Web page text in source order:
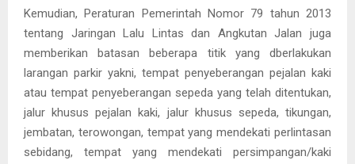
Kemudian, Peraturan Pemerintah Nomor 79 tahun 2013
tentang Jaringan Lalu Lintas dan Angkutan Jalan juga
memberikan batasan beberapa titik yang dberlakukan
larangan parkir yakni, tempat penyeberangan pejalan kaki
atau tempat penyeberangan sepeda yang telah ditentukan,
jalur khusus pejalan kaki, jalur khusus sepeda, tikungan,
jembatan, terowongan, tempat yang mendekati perlintasan
sebidang, tempat yang mendekati persimpangan/kaki